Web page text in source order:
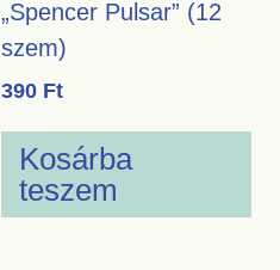
„Spencer Pulsar” (12
szem)
390 Ft
Kosárba
teszem